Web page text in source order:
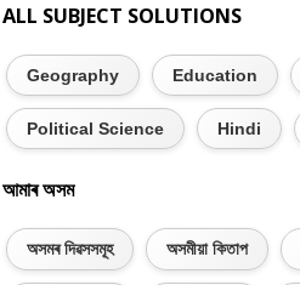
ALL SUBJECT SOLUTIONS
Geography Education
Political Science Hindi
আমাৰ অসম
অসমৰ দিৱসসমূহ অসমীয়া কিতাপ